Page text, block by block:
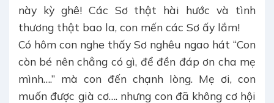
này kỳ ghê! Các Sơ thật hài hước và tình
thương thật bao la, con mến các Sơ ấy lắm!
Có hôm con nghe thấy Sơ nghêu ngao hát “Con
còn bé nên chẳng có gì, để đền đáp ơn cha mẹ
mình….” mà con đến chạnh lòng. Mẹ ơi, con
muốn được già cơ…. nhưng con đã không cơ hội